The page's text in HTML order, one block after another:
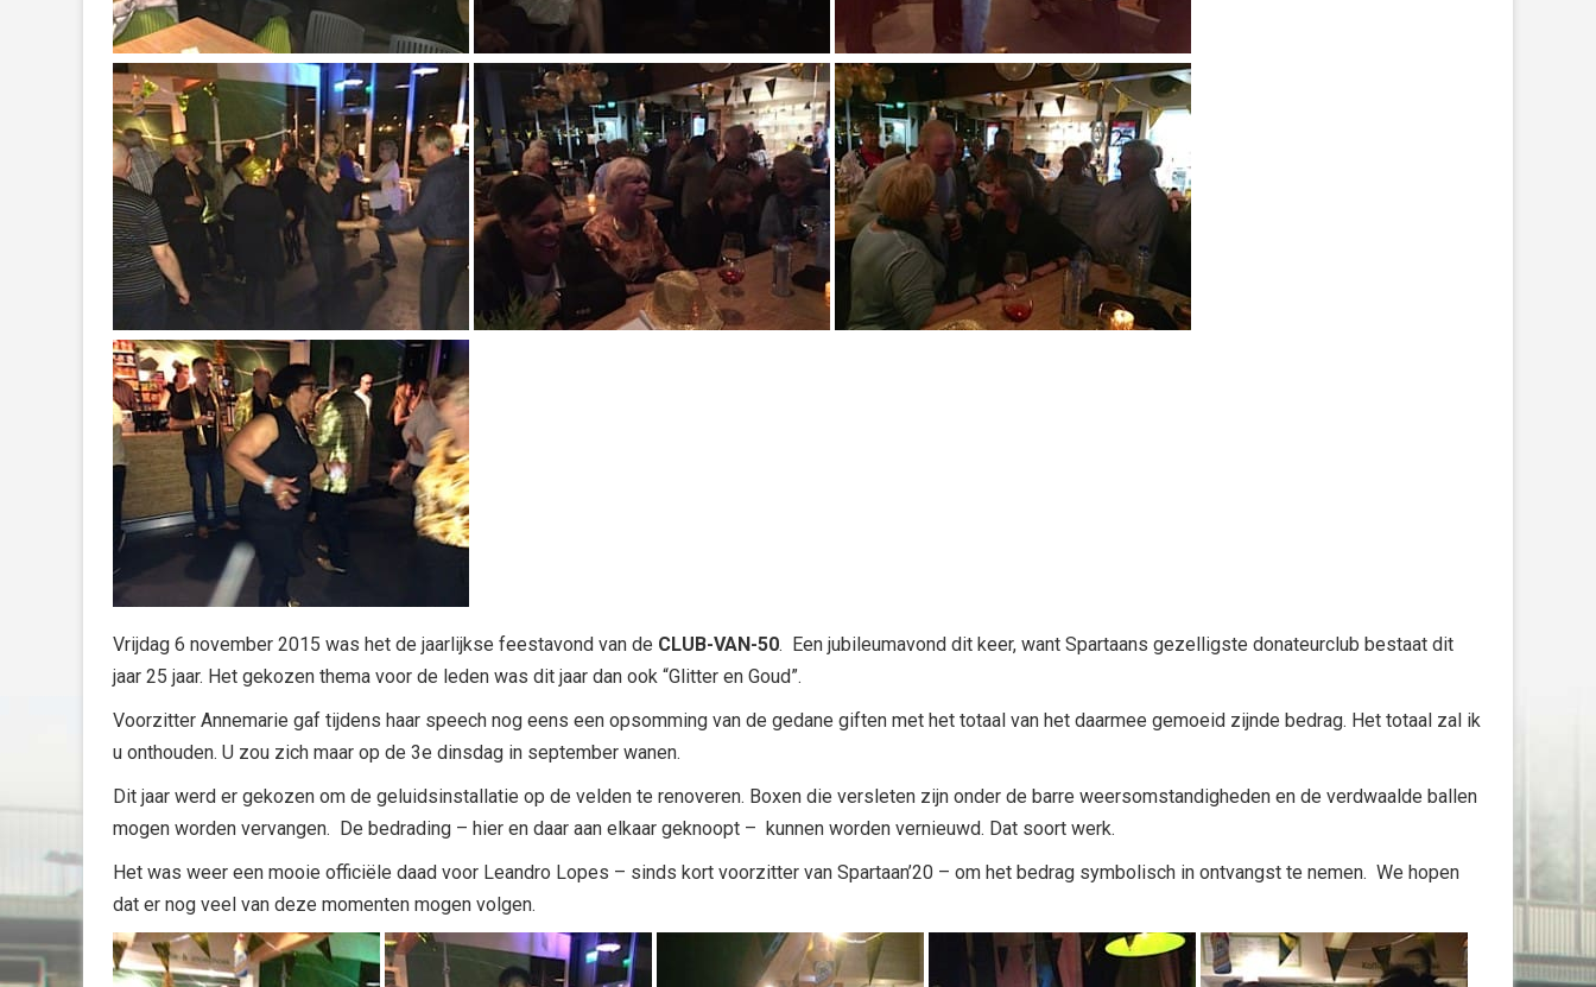
Vrijdag 6 november 2015 was het de jaarlijkse feestavond van de CLUB-VAN-50. Een jubileumavond dit keer, want Spartaans gezelligste donateurclub bestaat dit
jaar 25 jaar. Het gekozen thema voor de leden was dit jaar dan ook “Glitter en Goud”.
Voorzitter Annemarie gaf tijdens haar speech nog eens een opsomming van de gedane giften met het totaal van het daarmee gemoeid zijnde bedrag. Het totaal zal ik
u onthouden. U zou zich maar op de 3e dinsdag in september wanen.
Dit jaar werd er gekozen om de geluidsinstallatie op de velden te renoveren. Boxen die versleten zijn onder de barre weersomstandigheden en de verdwaalde ballen
mogen worden vervangen. De bedrading – hier en daar aan elkaar geknoopt – kunnen worden vernieuwd. Dat soort werk.
Het was weer een mooie officiële daad voor Leandro Lopes – sinds kort voorzitter van Spartaan’20 – om het bedrag symbolisch in ontvangst te nemen. We hopen
dat er nog veel van deze momenten mogen volgen.